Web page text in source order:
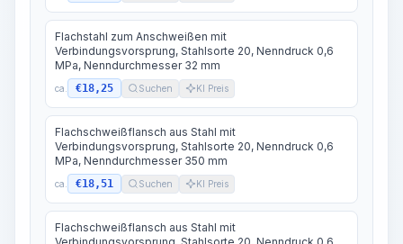
Flachstahl zum Anschweißen mit
Verbindungsvorsprung, Stahlsorte 20, Nenndruck 0,6
MPa, Nenndurchmesser 32 mm
ca. €18,25 Suchen KI Preis
Flachschweißflansch aus Stahl mit
Verbindungsvorsprung, Stahlsorte 20, Nenndruck 0,6
MPa, Nenndurchmesser 350 mm
ca. €18,51 Suchen KI Preis
Flachschweißflansch aus Stahl mit